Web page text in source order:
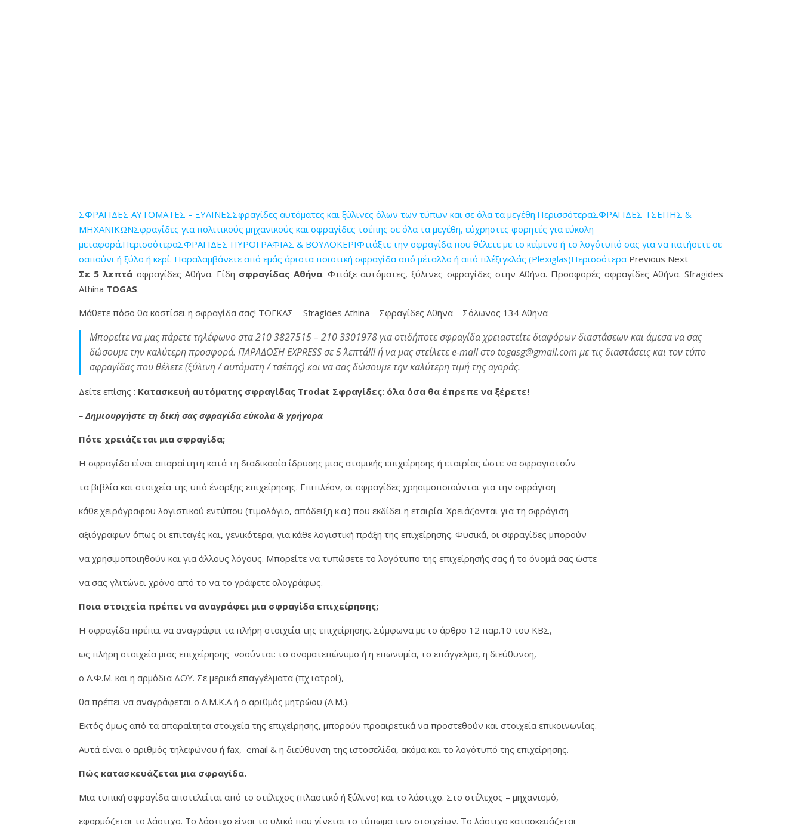
ΣΦΡΑΓΙΔΕΣ ΑΥΤΟΜΑΤΕΣ – ΞΥΛΙΝΕΣΣφραγίδες αυτόματες και ξύλινες όλων των τύπων και σε όλα τα μεγέθη.ΠερισσότεραΣΦΡΑΓΙΔΕΣ ΤΣΕΠΗΣ &
ΜΗΧΑΝΙΚΩΝΣφραγίδες για πολιτικούς μηχανικούς και σφραγίδες τσέπης σε όλα τα μεγέθη, εύχρηστες φορητές για εύκολη
μεταφορά.ΠερισσότεραΣΦΡΑΓΙΔΕΣ ΠΥΡΟΓΡΑΦΙΑΣ & ΒΟΥΛΟΚΕΡΙΦτιάξτε την σφραγίδα που θέλετε με το κείμενο ή το λογότυπό σας για να πατήσετε σε
σαπούνι ή ξύλο ή κερί. Παραλαμβάνετε από εμάς άριστα ποιοτική σφραγίδα από μέταλλο ή από πλέξιγκλάς (Plexiglas)ΠερισσότεραPrevious Next
Σε 5 λεπτά σφραγίδες Αθήνα. Είδη σφραγίδας Αθήνα. Φτιάξε αυτόματες, ξύλινες σφραγίδες στην Αθήνα. Προσφορές σφραγίδες Αθήνα. Sfragides
Athina TOGAS.
Μάθετε πόσο θα κοστίσει η σφραγίδα σας! ΤΟΓΚΑΣ – Sfragides Athina – Σφραγίδες Αθήνα – Σόλωνος 134 Αθήνα
Μπορείτε να μας πάρετε τηλέφωνο στα 210 3827515 – 210 3301978 για οτιδήποτε σφραγίδα χρειαστείτε διαφόρων διαστάσεων και άμεσα να σας
δώσουμε την καλύτερη προσφορά. ΠΑΡΑΔΟΣΗ EXPRESS σε 5΄ λεπτά!!! ή να μας στείλετε e-mail στο togasg@gmail.com με τις διαστάσεις και τον τύπο
σφραγίδας που θέλετε (ξύλινη / αυτόματη / τσέπης) και να σας δώσουμε την καλύτερη τιμή της αγοράς.
Δείτε επίσης : Κατασκευή αυτόματης σφραγίδας Trodat Σφραγίδες: όλα όσα θα έπρεπε να ξέρετε!
– Δημιουργήστε τη δική σας σφραγίδα εύκολα & γρήγορα
Πότε χρειάζεται μια σφραγίδα;
H σφραγίδα είναι απαραίτητη κατά τη διαδικασία ίδρυσης μιας ατομικής επιχείρησης ή εταιρίας ώστε να σφραγιστούν
τα βιβλία και στοιχεία της υπό έναρξης επιχείρησης. Επιπλέον, οι σφραγίδες χρησιμοποιούνται για την σφράγιση
κάθε χειρόγραφου λογιστικού εντύπου (τιμολόγιο, απόδειξη κ.α.) που εκδίδει η εταιρία. Χρειάζονται για τη σφράγιση
αξιόγραφων όπως οι επιταγές και, γενικότερα, για κάθε λογιστική πράξη της επιχείρησης. Φυσικά, οι σφραγίδες μπορούν
να χρησιμοποιηθούν και για άλλους λόγους. Μπορείτε να τυπώσετε το λογότυπο της επιχείρησής σας ή το όνομά σας ώστε
να σας γλιτώνει χρόνο από το να το γράφετε ολογράφως.
Ποια στοιχεία πρέπει να αναγράφει μια σφραγίδα επιχείρησης;
Η σφραγίδα πρέπει να αναγράφει τα πλήρη στοιχεία της επιχείρησης. Σύμφωνα με το άρθρο 12 παρ.10 του ΚΒΣ,
ως πλήρη στοιχεία μιας επιχείρησης νοούνται: το ονοματεπώνυμο ή η επωνυμία, το επάγγελμα, η διεύθυνση,
ο Α.Φ.Μ. και η αρμόδια ΔΟΥ. Σε μερικά επαγγέλματα (πχ ιατροί),
θα πρέπει να αναγράφεται ο Α.Μ.Κ.Α ή ο αριθμός μητρώου (Α.Μ.).
Εκτός όμως από τα απαραίτητα στοιχεία της επιχείρησης, μπορούν προαιρετικά να προστεθούν και στοιχεία επικοινωνίας.
Αυτά είναι ο αριθμός τηλεφώνου ή fax, email & η διεύθυνση της ιστοσελίδα, ακόμα και το λογότυπό της επιχείρησης.
Πώς κατασκευάζεται μια σφραγίδα.
Μια τυπική σφραγίδα αποτελείται από το στέλεχος (πλαστικό ή ξύλινο) και το λάστιχο. Στο στέλεχος – μηχανισμό,
εφαρμόζεται το λάστιχο. Το λάστιχο είναι το υλικό που γίνεται το τύπωμα των στοιχείων. Το λάστιχο κατασκευάζεται